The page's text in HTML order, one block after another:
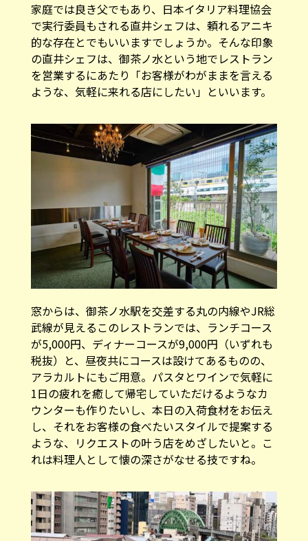
家庭では良き父でもあり、日本イタリア料理協会
で実行委員もされる直井シェフは、頼れるアニキ
的な存在とでもいいますでしょうか。そんな印象
の直井シェフは、御茶ノ水という地でレストラン
を営業するにあたり「お客様がわがままを言える
ような、気軽に来れる店にしたい」といいます。
窓からは、御茶ノ水駅を交差する丸の内線やJR総
武線が見えるこのレストランでは、ランチコース
が5,000円、ディナーコースが9,000円（いずれも
税抜）と、昼夜共にコースは設けてあるものの、
アラカルトにもご用意。パスタとワインで気軽に
1日の疲れを癒して帰宅していただけるようなカ
ウンターも作りたいし、本日の入荷食材をお伝え
し、それをお客様の食べたいスタイルで提案する
ような、リクエストの叶う店をめざしたいと。こ
れは料理人として懐の深さがなせる技ですね。